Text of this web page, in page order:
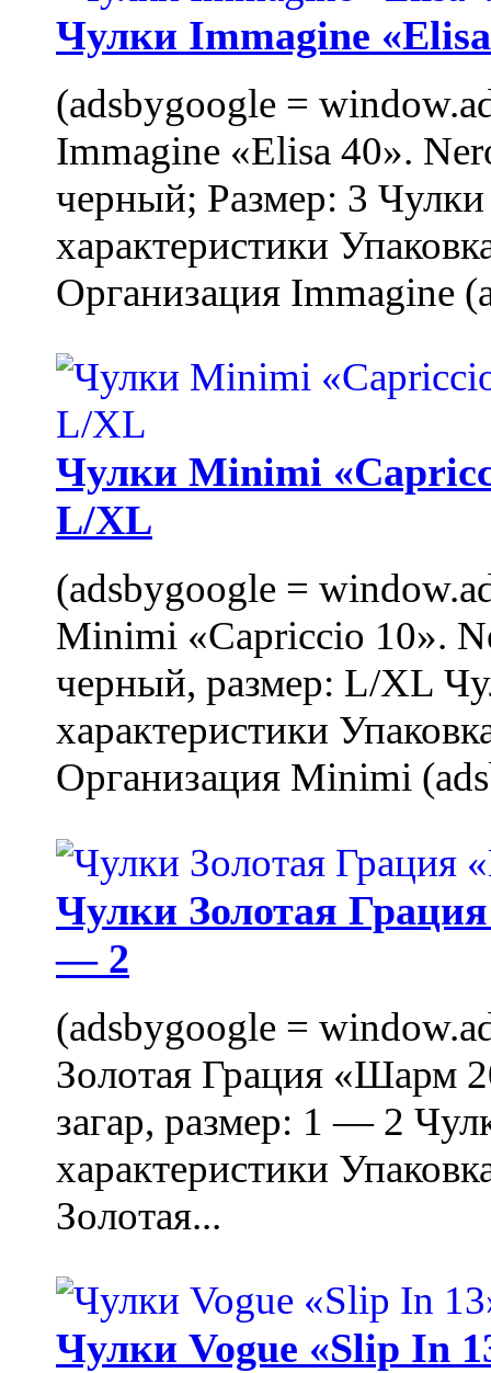
Чулки Immagine
(adsbygoogle =
Immagine «Elisa 40».
черный; Размер: 3
характеристики
Организация Immagine
Чулки Minimi
L/XL
(adsbygoogle =
Minimi «Capriccio 10».
черный, размер: L/XL
характеристики
Организация Minimi
Чулки Золотая
— 2
(adsbygoogle =
Золотая Грация «Шарм
загар, размер: 1 — 2
характеристики
Золотая...
Чулки Vogue «Slip In